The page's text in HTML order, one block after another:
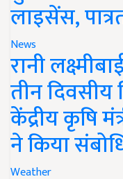
लाइसेंस,
News
रानी
तीन दिवसीय
केंद्रीय कृषि
ने किया
Weather